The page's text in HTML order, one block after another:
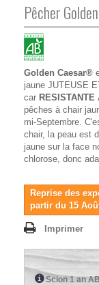
Pêcher
Golden Caesar®
jaune JUTEUSE
car RESISTANTE
pêches à chair
mi-Septembre.
chair, la peau est
jaune sur la face
chlorose, donc
Reprise des
partir du 15
Imprimer
Scion 1 an